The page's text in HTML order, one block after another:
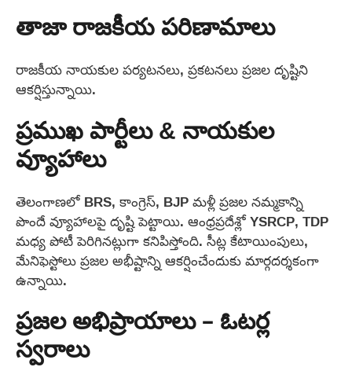
తాజా రాజకీయ పరిణామాలు
రాజకీయ నాయకుల పర్యటనలు, ప్రకటనలు ప్రజల దృష్టిని
ఆకర్షిస్తున్నాయి.
ప్రముఖ పార్టీలు & నాయకుల
వ్యూహాలు
తెలంగాణలో BRS, కాంగ్రెస్, BJP మళ్లీ ప్రజల నమ్మకాన్ని
పొందే వ్యూహాలపై దృష్టి పెట్టాయి. ఆంధ్రప్రదేశ్లో YSRCP, TDP
మధ్య పోటీ పెరిగినట్లుగా కనిపిస్తోంది. సీట్ల కేటాయింపులు,
మేనిఫెస్టోలు ప్రజల అభీష్టాన్ని ఆకర్షించేందుకు మార్గదర్శకంగా
ఉన్నాయి.
ప్రజల అభిప్రాయాలు – ఓటర్ల
స్వరాలు